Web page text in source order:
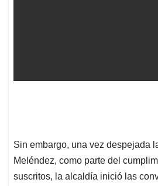
Sin embargo, una vez despejada
Meléndez, como parte del
suscritos, la alcaldía inició las